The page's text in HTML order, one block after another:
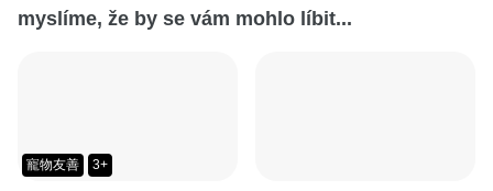
myslíme, že by se vám mohlo líbit...
寵物友善 3+